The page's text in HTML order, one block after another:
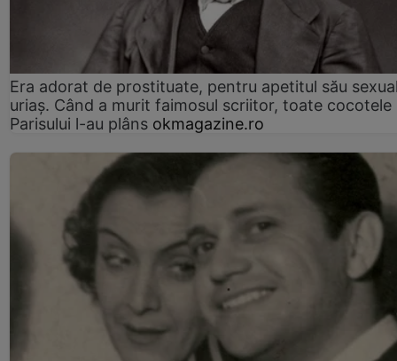
Era adorat de prostituate, pentru apetitul său
uriaș. Când a murit faimosul scriitor, toate cocotele
Parisului l-au plâns okmagazine.ro